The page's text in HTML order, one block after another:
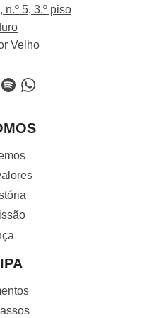
n.º 5, 3.º piso
Velho
SpotifyWhatsApp